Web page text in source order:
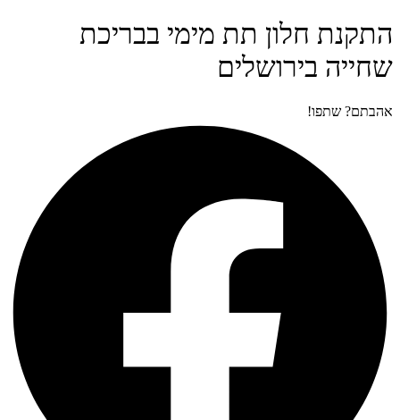
התקנת חלון תת מימי בבריכת
שחייה בירושלים
אהבתם? שתפו!